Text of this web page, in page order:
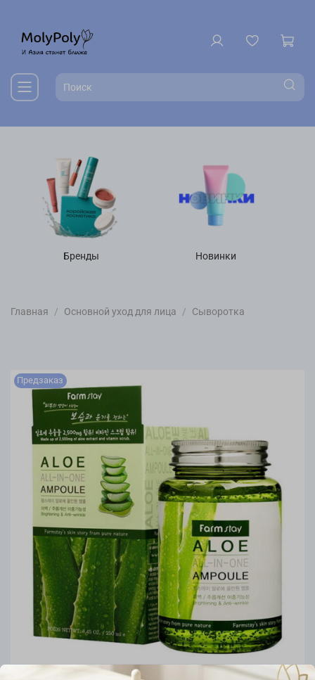
Бренды Новинки
Главная Основной уход для лица Сыворотка
Предзаказ